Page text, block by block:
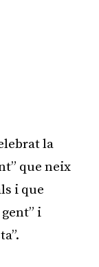
la
que neix
i que
i